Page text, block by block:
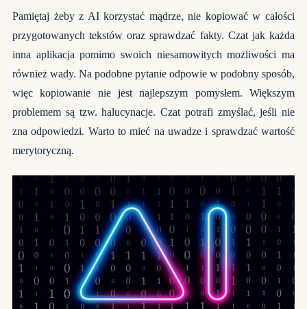
Pamiętaj żeby z AI korzystać mądrze, nie kopiować w całości
przygotowanych tekstów oraz sprawdzać fakty. Czat jak każda
inna aplikacja pomimo swoich niesamowitych możliwości ma
również wady. Na podobne pytanie odpowie w podobny sposób,
więc kopiowanie nie jest najlepszym pomysłem. Większym
problemem są tzw. halucynacje. Czat potrafi zmyślać, jeśli nie
zna odpowiedzi. Warto to mieć na uwadze i sprawdzać wartość
merytoryczną.